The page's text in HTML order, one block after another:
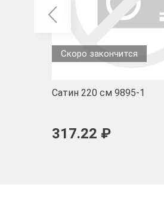
Скоро закончится
Сатин 220 см 9895-1
317.22 ₽